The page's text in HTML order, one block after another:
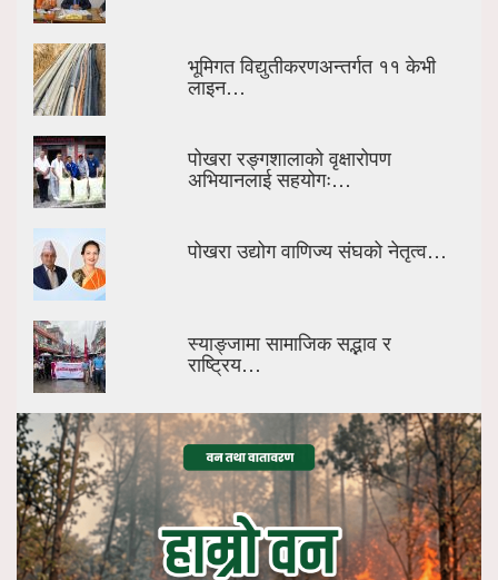
भूमिगत विद्युतीकरणअन्तर्गत ११ केभी
लाइन…
पोखरा रङ्गशालाको वृक्षारोपण
अभियानलाई सहयोगः…
पोखरा उद्योग वाणिज्य संघको नेतृत्व…
स्याङ्जामा सामाजिक सद्भाव र
राष्ट्रिय…